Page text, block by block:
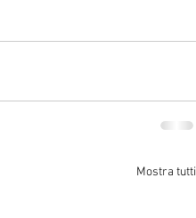
Mostra tutti